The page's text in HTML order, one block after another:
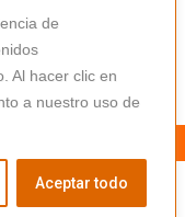
de
Al hacer clic en
a nuestro uso de
Aceptar todo
sociales